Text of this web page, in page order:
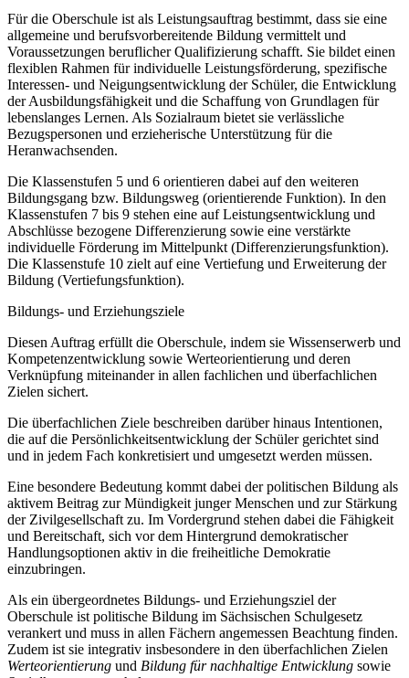
Für die Oberschule ist als Leistungsauftrag bestimmt, dass sie eine
allgemeine und berufsvorbereitende Bildung vermittelt und
Voraussetzungen beruflicher Qualifizierung schafft. Sie bildet einen
flexiblen Rahmen für individuelle Leistungsförderung, spezifische
Interessen- und Neigungsentwicklung der Schüler, die Entwicklung
der Ausbildungsfähigkeit und die Schaffung von Grundlagen für
lebenslanges Lernen. Als Sozialraum bietet sie verlässliche
Bezugspersonen und erzieherische Unterstützung für die
Heranwachsenden.
Die Klassenstufen 5 und 6 orientieren dabei auf den weiteren
Bildungsgang bzw. Bildungsweg (orientierende Funktion). In den
Klassenstufen 7 bis 9 stehen eine auf Leistungsentwicklung und
Abschlüsse bezogene Differenzierung sowie eine verstärkte
individuelle Förderung im Mittelpunkt (Differenzierungsfunktion).
Die Klassenstufe 10 zielt auf eine Vertiefung und Erweiterung der
Bildung (Vertiefungsfunktion).
Bildungs- und Erziehungsziele
Diesen Auftrag erfüllt die Oberschule, indem sie Wissenserwerb und
Kompetenzentwicklung sowie Werteorientierung und deren
Verknüpfung miteinander in allen fachlichen und überfachlichen
Zielen sichert.
Die überfachlichen Ziele beschreiben darüber hinaus Intentionen,
die auf die Persönlichkeitsentwicklung der Schüler gerichtet sind
und in jedem Fach konkretisiert und umgesetzt werden müssen.
Eine besondere Bedeutung kommt dabei der politischen Bildung als
aktivem Beitrag zur Mündigkeit junger Menschen und zur Stärkung
der Zivilgesellschaft zu. Im Vordergrund stehen dabei die Fähigkeit
und Bereitschaft, sich vor dem Hintergrund demokratischer
Handlungsoptionen aktiv in die freiheitliche Demokratie
einzubringen.
Als ein übergeordnetes Bildungs- und Erziehungsziel der
Oberschule ist politische Bildung im Sächsischen Schulgesetz
verankert und muss in allen Fächern angemessen Beachtung finden.
Zudem ist sie integrativ insbesondere in den überfachlichen Zielen
Werteorientierung und Bildung für nachhaltige Entwicklung sowie